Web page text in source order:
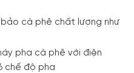
cà phê chất lượng như
pha cà phê với điện
chế độ pha